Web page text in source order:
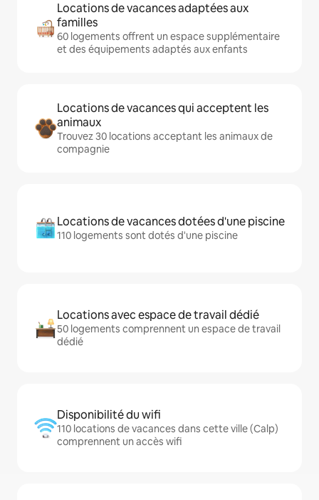
Locations de vacances adaptées aux
familles
60 logements offrent un espace supplémentaire
et des équipements adaptés aux enfants
Locations de vacances qui acceptent les
animaux
Trouvez 30 locations acceptant les animaux de
compagnie
Locations de vacances dotées d'une piscine
110 logements sont dotés d'une piscine
Locations avec espace de travail dédié
50 logements comprennent un espace de travail
dédié
Disponibilité du wifi
110 locations de vacances dans cette ville (Calp)
comprennent un accès wifi